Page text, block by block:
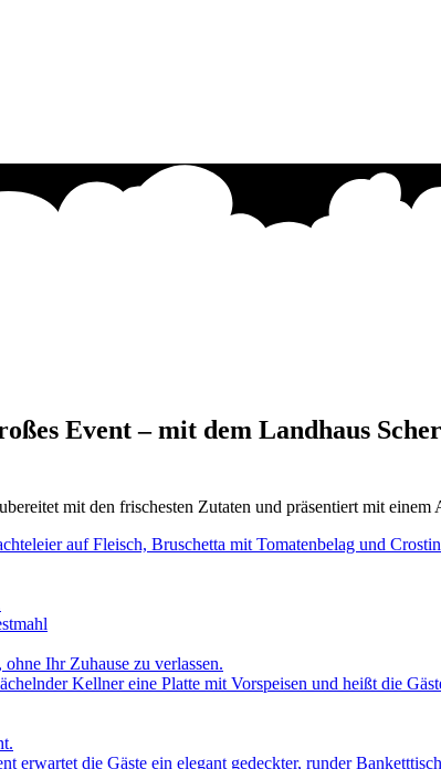
Event – mit dem Landhaus
mit den frischesten Zutaten und präsentiert mit einem
ohne Ihr Zuhause zu verlassen.